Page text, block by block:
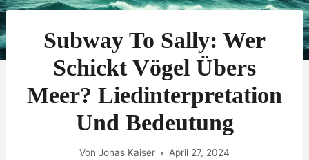
Subway To Sally: Wer
Schickt Vögel Übers
Meer? Liedinterpretation
Und Bedeutung
Von Jonas Kaiser April 27, 2024